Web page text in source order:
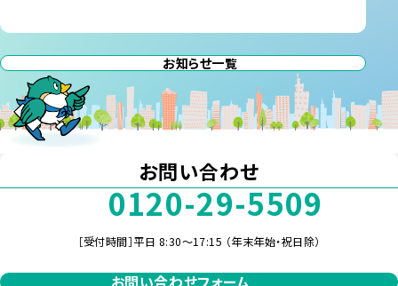
お知らせ一覧
お問い合わせ
0120-29-5509
［受付時間］平日 8:30～17:15 （年末年始・祝日除）
お問い合わせフォーム